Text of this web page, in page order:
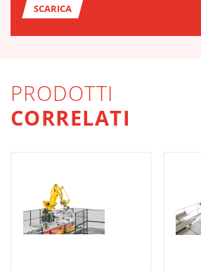
SCARICA
PRODOTTI
CORRELATI